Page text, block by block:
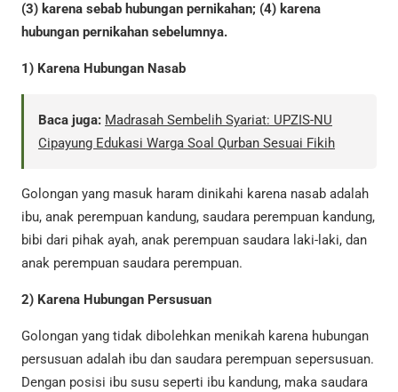
(3) karena sebab hubungan pernikahan; (4) karena
hubungan pernikahan sebelumnya.
1) Karena Hubungan Nasab
Baca juga: Madrasah Sembelih Syariat: UPZIS-NU
Cipayung Edukasi Warga Soal Qurban Sesuai Fikih
Golongan yang masuk haram dinikahi karena nasab adalah
ibu, anak perempuan kandung, saudara perempuan kandung,
bibi dari pihak ayah, anak perempuan saudara laki-laki, dan
anak perempuan saudara perempuan.
2) Karena Hubungan Persusuan
Golongan yang tidak dibolehkan menikah karena hubungan
persusuan adalah ibu dan saudara perempuan sepersusuan.
Dengan posisi ibu susu seperti ibu kandung, maka saudara